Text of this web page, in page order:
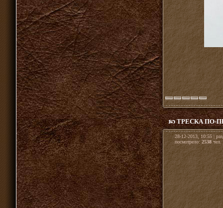
ТРЕСКА ПО-
28-12-2013, 10:55 |
посмотрело: 2538 чел.